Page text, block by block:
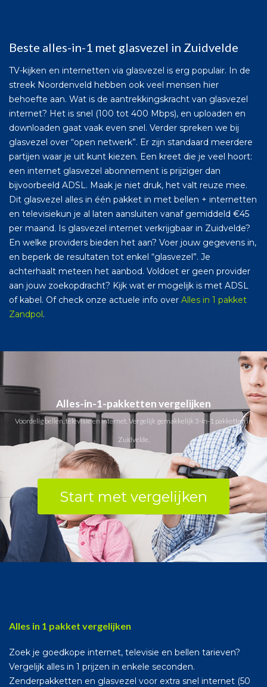
Beste alles-in-1 met glasvezel in Zuidvelde
TV-kijken en internetten via glasvezel is erg populair. In de
streek Noordenveld hebben ook veel mensen hier
behoefte aan. Wat is de aantrekkingskracht van glasvezel
internet? Het is snel (100 tot 400 Mbps), en uploaden en
downloaden gaat vaak even snel. Verder spreken we bij
glasvezel over “open netwerk”. Er zijn standaard meerdere
partijen waar je uit kunt kiezen. Een kreet die je veel hoort:
een internet glasvezel abonnement is prijziger dan
bijvoorbeeld ADSL. Maak je niet druk, het valt reuze mee.
Dit glasvezel alles in één pakket in met bellen + internetten
en televisiekun je al laten aansluiten vanaf gemiddeld €45
per maand. Is glasvezel internet verkrijgbaar in Zuidvelde?
En welke providers bieden het aan? Voer jouw gegevens in,
en beperk de resultaten tot enkel “glasvezel”. Je
achterhaalt meteen het aanbod. Voldoet er geen provider
aan jouw zoekopdracht? Kijk wat er mogelijk is met ADSL
of kabel. Of check onze actuele info over Alles in 1 pakket
Zandpol.
Alles-in-1-pakketten vergelijken
Voordelig bellen, televisie en internet. Vergelijk gemakkelijk 3-in-1 pakketten in
Zuidvelde.
Start met vergelijken
Alles in 1 pakket vergelijken
Zoek je goedkope internet, televisie en bellen tarieven?
Vergelijk alles in 1 prijzen in enkele seconden.
Zenderpakketten en glasvezel voor extra snel internet (50